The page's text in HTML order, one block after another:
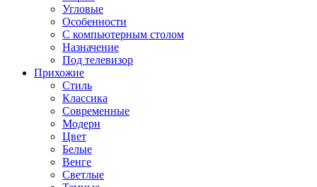
Угловые
Особенности
С компьютерным столом
Назначение
Под телевизор
Прихожие
Стиль
Классика
Современные
Модерн
Цвет
Белые
Венге
Светлые